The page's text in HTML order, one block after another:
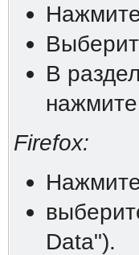
В
Firefox:
Data").